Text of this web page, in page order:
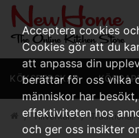
KÖKSREDSKAP
Tillverkare Traditional
Acceptera cookies
Cookies gör att du
att anpassa din
berättar för oss vilka
människor har
effektiviteten hos
och ger oss insikter